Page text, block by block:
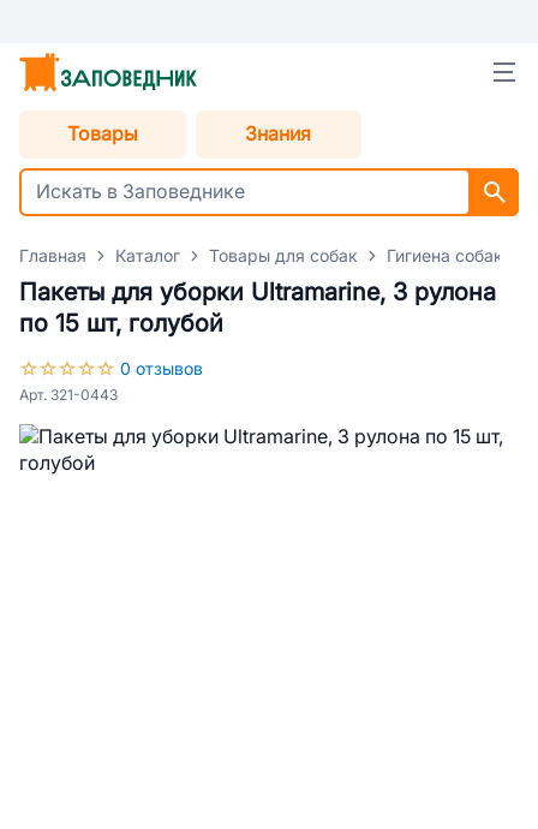
Товары Знания
Главная Каталог Товары для собак Гигиена собак
Пакеты для уборки Ultramarine, 3 рулона
по 15 шт, голубой
0 отзывов
Арт. 321-0443